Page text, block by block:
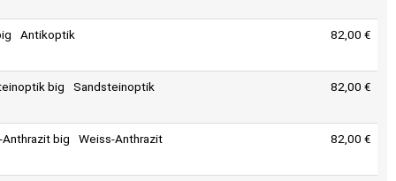
Antikoptik 82,00 €
Sandsteinoptik 82,00 €
Weiss-Anthrazit 82,00 €